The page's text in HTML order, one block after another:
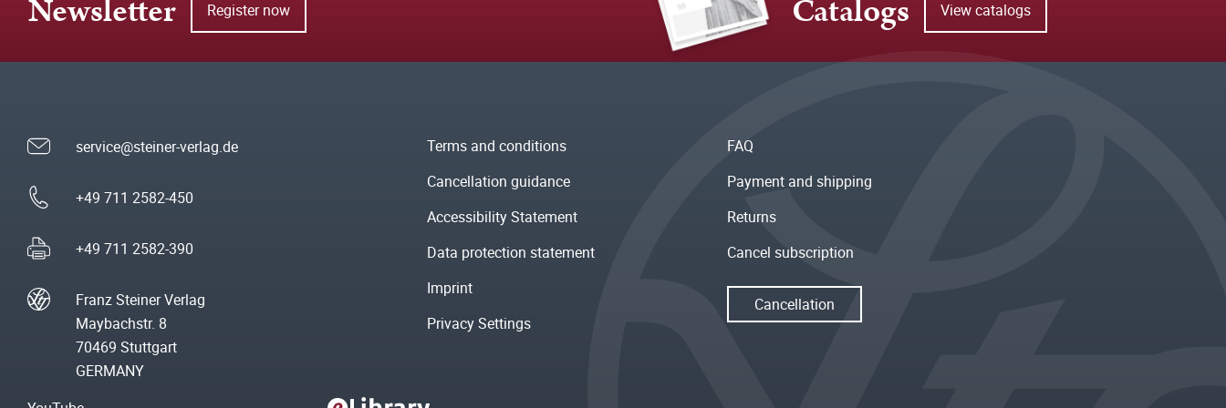
Newsletter Register now Catalogs View catalogs
service@steiner-verlag.de
+49 711 2582-450
+49 711 2582-390
Franz Steiner Verlag
Maybachstr. 8
70469 Stuttgart
GERMANY
Terms and conditions
Cancellation guidance
Accessibility Statement
Data protection statement
Imprint
Privacy Settings
FAQ
Payment and shipping
Returns
Cancel subscription
Cancellation